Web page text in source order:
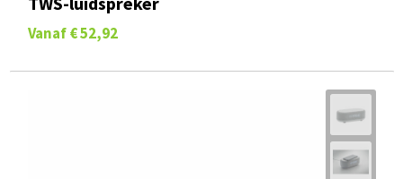
Vanaf € 52,92